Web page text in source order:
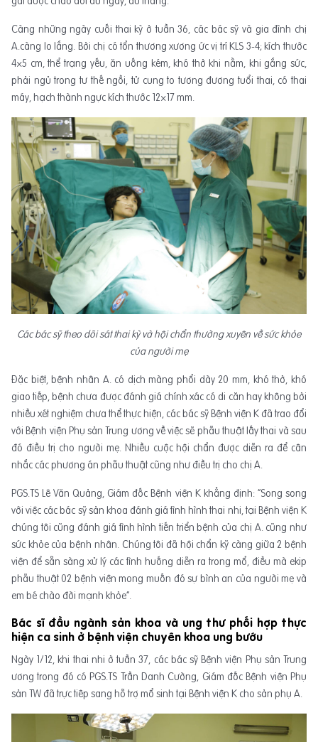
Càng những ngày cuối thai kỳ ở tuần 36, các bác sỹ và gia đình chị
A.càng lo lắng. Bởi chị có tổn thương xương ức vị trí KLS 3-4; kích thước
4×5 cm, thể trạng yếu, ăn uống kém, khó thở khi nằm, khi gắng sức,
phải ngủ trong tư thế ngồi, tử cung to tương đương tuổi thai, có thai
máy, hạch thành ngực kích thước 12×17 mm.
Các bác sỹ theo dõi sát thai kỳ và hội chẩn thường xuyên về sức khỏe
của người mẹ
Đặc biệt, bệnh nhân A. có dịch màng phổi dày 20 mm, khó thở, khó
giao tiếp, bệnh chưa được đánh giá chính xác có di căn hay không bởi
nhiều xét nghiệm chưa thể thực hiện, các bác sỹ Bệnh viện K đã trao đổi
với Bệnh viện Phụ sản Trung ương về việc sẽ phẫu thuật lấy thai và sau
đó điều trị cho người mẹ. Nhiều cuộc hội chẩn được diễn ra để cân
nhắc các phương án phẫu thuật cũng như điều trị cho chị A.
PGS.TS Lê Văn Quảng, Giám đốc Bệnh viện K khẳng định: “Song song
với việc các bác sỹ sản khoa đánh giá tình hình thai nhi, tại Bệnh viện K
chúng tôi cũng đánh giá tình hình tiến triển bệnh của chị A. cũng như
sức khỏe của bệnh nhân. Chúng tôi đã hội chẩn kỹ càng giữa 2 bệnh
viện để sẵn sàng xử lý các tình huống diễn ra trong mổ, điều mà ekip
phẫu thuật 02 bệnh viện mong muốn đó sự bình an của người mẹ và
em bé chào đời mạnh khỏe”.
Bác sĩ đầu ngành sản khoa và ung thư phối hợp thực
hiện ca sinh ở bệnh viện chuyên khoa ung bướu
Ngày 1/12, khi thai nhi ở tuần 37, các bác sỹ Bệnh viện Phụ sản Trung
ương trong đó có PGS.TS Trần Danh Cường, Giám đốc Bệnh viện Phụ
sản TW đã trực tiêp sang hỗ trợ mổ sinh tại Bệnh viện K cho sản phụ A.